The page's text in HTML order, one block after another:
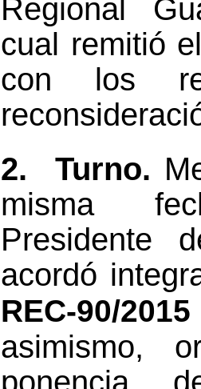
Regional
cual remitió
con los
2.
Turno.
misma
Presidente
acordó
REC-90/2015
asimismo,
ponencia